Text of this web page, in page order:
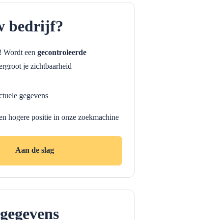
bedrijf?
een gecontroleerde
je zichtbaarheid
gegevens
hogere positie in onze zoekmachine
Aan de slag